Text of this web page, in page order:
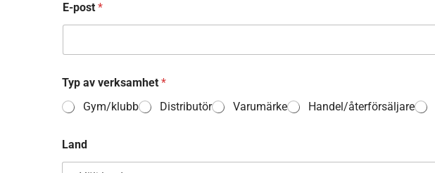
E-post *
y
p
A
f
ä
r
Typ av verksamhet *
Gym/klubb
Distributör Varumärke Handel/återförsäljare
Land